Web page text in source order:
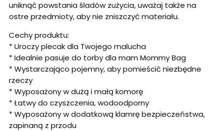
uniknąć powstania śladów zużycia, uważaj także na
ostre przedmioty, aby nie zniszczyć materiału.
Cechy produktu:
* Uroczy plecak dla Twojego malucha
* Idealnie pasuje do torby dla mam Mommy Bag
* Wystarczająco pojemny, aby pomieścić niezbędne
rzeczy
* Wyposażony w dużą i małą komorę
* Łatwy do czyszczenia, wodoodporny
* Wyposażony w dodatkową klamrę bezpieczeństwa,
zapinaną z przodu